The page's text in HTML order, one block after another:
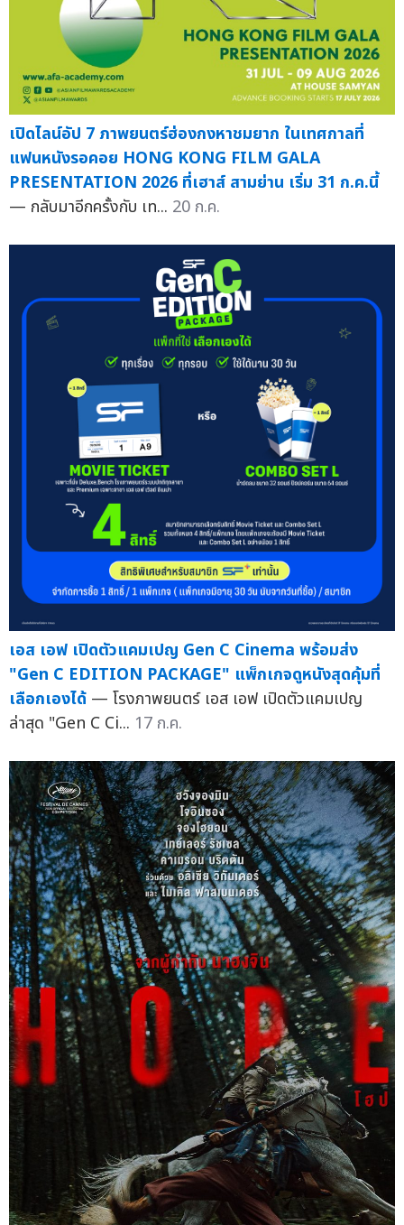
เปิดไลน์อัป 7 ภาพยนตร์ฮ่องกงหาชมยาก ในเทศกาลที่
แฟนหนังรอคอย HONG KONG FILM GALA
PRESENTATION 2026 ที่เฮาส์ สามย่าน เริ่ม 31 ก.ค.นี้
— กลับมาอีกครั้งกับ เท... 20 ก.ค.
เอส เอฟ เปิดตัวแคมเปญ Gen C Cinema พร้อมส่ง
"Gen C EDITION PACKAGE" แพ็กเกจดูหนังสุดคุ้มที่
เลือกเองได้ — โรงภาพยนตร์ เอส เอฟ เปิดตัวแคมเปญ
ล่าสุด "Gen C Ci... 17 ก.ค.